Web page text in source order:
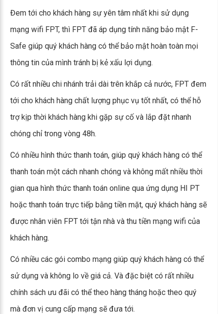
Đem tới cho khách hàng sự yên tâm nhất khi sử dụng
mạng wifi FPT, thì FPT đã áp dụng tính năng bảo mật F-
Safe giúp quý khách hàng có thể bảo mật hoàn toàn mọi
thông tin của mình tránh bị kẻ xấu lợi dụng.
Có rất nhiều chi nhánh trải dài trên khắp cả nước, FPT đem
tới cho khách hàng chất lượng phục vụ tốt nhất, có thể hỗ
trợ kịp thời khách hàng khi gặp sự cố và lắp đặt nhanh
chóng chỉ trong vòng 48h.
Có nhiều hình thức thanh toán, giúp quý khách hàng có thể
thanh toán một cách nhanh chóng và không mất nhiều thời
gian qua hình thức thanh toán online qua ứng dụng HI PT
hoặc thanh toán trực tiếp bằng tiền mặt, quý khách hàng sẽ
được nhân viên FPT tới tận nhà và thu tiền mạng wifi của
khách hàng.
Có nhiều các gói combo mạng giúp quý khách hàng có thể
sử dụng và không lo về giá cả. Và đặc biệt có rất nhiều
chính sách ưu đãi có thể theo hàng tháng hoặc theo quý
mà đơn vị cung cấp mạng sẽ đưa tới.